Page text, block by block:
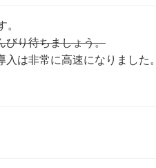
。
びり待ちましょう。
は非常に高速になりました。